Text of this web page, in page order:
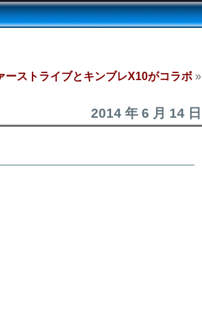
ーストライブとキンブレX10がコラボ»
2014 年 6 月 14 日